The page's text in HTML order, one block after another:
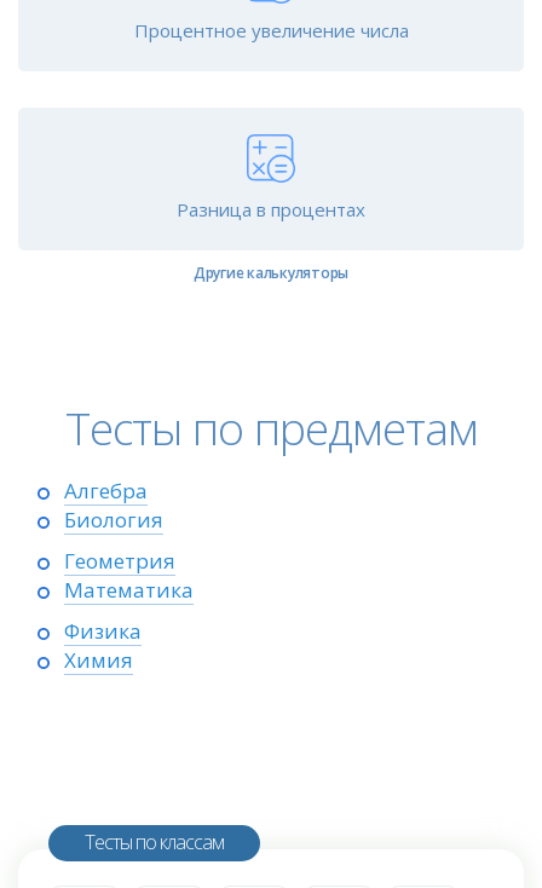
Процентное увеличение числа
Разница в процентах
Другие калькуляторы
Тесты по предметам
Алгебра
Биология
Геометрия
Математика
Физика
Химия
Тесты по классам